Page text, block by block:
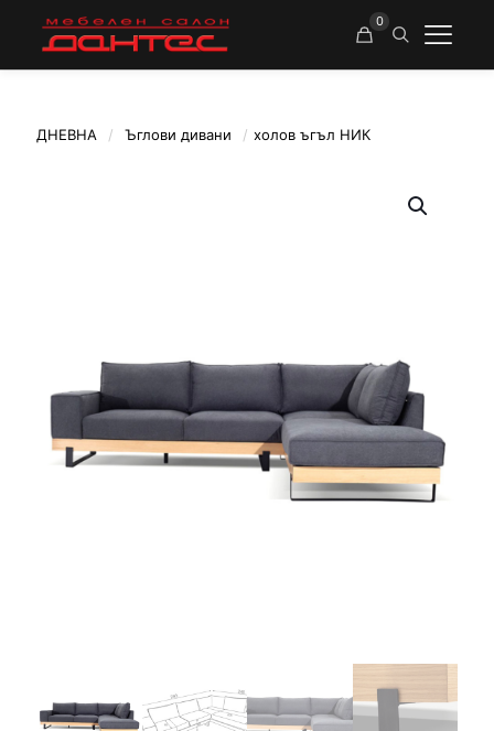
0
ДНЕВНА / Ъглови дивани / холов ъгъл НИК